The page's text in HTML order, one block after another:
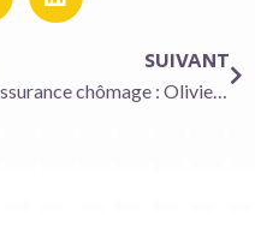
SUIVANT
Assurance chômage : Olivier Dussopt confirme la prolongation des règles actuelles